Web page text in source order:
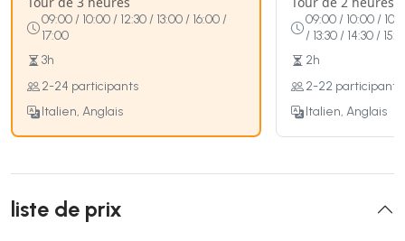
09:00 / 10:00 / 12:30 / 13:00 / 16:00 /
17:00
3h
2-24 participants
Italien, Anglais
09:00 / 10:00 /
/ 13:30 / 14:30 /
2h
2-22 participants
Italien, Anglais
liste de prix